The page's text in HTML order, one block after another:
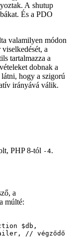
A shutup
És a PDO
valamilyen módon
a
tartalmazza a
dobnak a
hogy a szigorú
irányává válik.
PHP 8-tól -4.
a
múlté: